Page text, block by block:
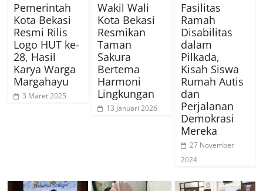
Pemerintah
Kota Bekasi
Resmi Rilis
Logo HUT ke-
28, Hasil
Karya Warga
Margahayu
3 Maret 2025
Wakil Wali
Kota Bekasi
Resmikan
Taman
Sakura
Bertema
Harmoni
Lingkungan
13 Januari 2026
Fasilitas
Ramah
Disabilitas
dalam
Pilkada,
Kisah Siswa
Rumah Autis
dan
Perjalanan
Demokrasi
Mereka
27 November
2024